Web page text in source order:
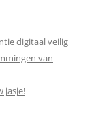
digitaal veilig
van
jasje!